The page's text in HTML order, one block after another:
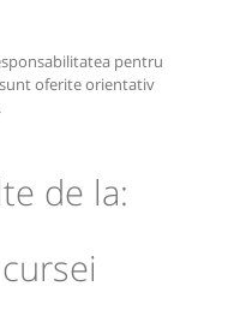
pentru
oferite orientativ
de la: